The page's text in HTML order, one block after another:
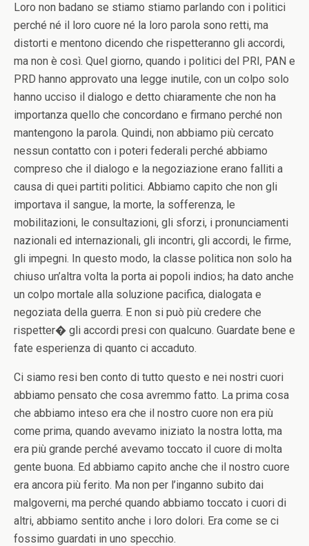
Loro non badano se stiamo stiamo parlando con i politici
perché né il loro cuore né la loro parola sono retti, ma
distorti e mentono dicendo che rispetteranno gli accordi,
ma non è così. Quel giorno, quando i politici del PRI, PAN e
PRD hanno approvato una legge inutile, con un colpo solo
hanno ucciso il dialogo e detto chiaramente che non ha
importanza quello che concordano e firmano perché non
mantengono la parola. Quindi, non abbiamo più cercato
nessun contatto con i poteri federali perché abbiamo
compreso che il dialogo e la negoziazione erano falliti a
causa di quei partiti politici. Abbiamo capito che non gli
importava il sangue, la morte, la sofferenza, le
mobilitazioni, le consultazioni, gli sforzi, i pronunciamenti
nazionali ed internazionali, gli incontri, gli accordi, le firme,
gli impegni. In questo modo, la classe politica non solo ha
chiuso un’altra volta la porta ai popoli indios; ha dato anche
un colpo mortale alla soluzione pacifica, dialogata e
negoziata della guerra. E non si può più credere che
rispetter� gli accordi presi con qualcuno. Guardate bene e
fate esperienza di quanto ci accaduto.
Ci siamo resi ben conto di tutto questo e nei nostri cuori
abbiamo pensato che cosa avremmo fatto. La prima cosa
che abbiamo inteso era che il nostro cuore non era più
come prima, quando avevamo iniziato la nostra lotta, ma
era più grande perché avevamo toccato il cuore di molta
gente buona. Ed abbiamo capito anche che il nostro cuore
era ancora più ferito. Ma non per l’inganno subito dai
malgoverni, ma perché quando abbiamo toccato i cuori di
altri, abbiamo sentito anche i loro dolori. Era come se ci
fossimo guardati in uno specchio.